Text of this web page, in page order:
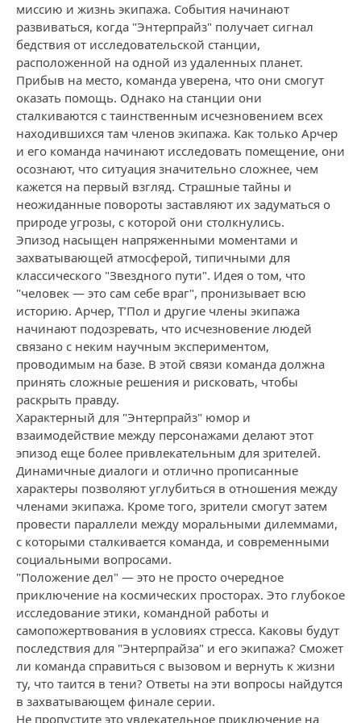
миссию и жизнь экипажа. События начинают
развиваться, когда "Энтерпрайз" получает сигнал
бедствия от исследовательской станции,
расположенной на одной из удаленных планет.
Прибыв на место, команда уверена, что они смогут
оказать помощь. Однако на станции они
сталкиваются с таинственным исчезновением всех
находившихся там членов экипажа. Как только Арчер
и его команда начинают исследовать помещение, они
осознают, что ситуация значительно сложнее, чем
кажется на первый взгляд. Страшные тайны и
неожиданные повороты заставляют их задуматься о
природе угрозы, с которой они столкнулись.
Эпизод насыщен напряженными моментами и
захватывающей атмосферой, типичными для
классического "Звездного пути". Идея о том, что
"человек — это сам себе враг", пронизывает всю
историю. Арчер, Т’Пол и другие члены экипажа
начинают подозревать, что исчезновение людей
связано с неким научным экспериментом,
проводимым на базе. В этой связи команда должна
принять сложные решения и рисковать, чтобы
раскрыть правду.
Характерный для "Энтерпрайз" юмор и
взаимодействие между персонажами делают этот
эпизод еще более привлекательным для зрителей.
Динамичные диалоги и отлично прописанные
характеры позволяют углубиться в отношения между
членами экипажа. Кроме того, зрители смогут затем
провести параллели между моральными дилеммами,
с которыми сталкивается команда, и современными
социальными вопросами.
"Положение дел" — это не просто очередное
приключение на космических просторах. Это глубокое
исследование этики, командной работы и
самопожертвования в условиях стресса. Каковы будут
последствия для "Энтерпрайза" и его экипажа? Сможет
ли команда справиться с вызовом и вернуть к жизни
ту, что таится в тени? Ответы на эти вопросы найдутся
в захватывающем финале серии.
Не пропустите это увлекательное приключение на